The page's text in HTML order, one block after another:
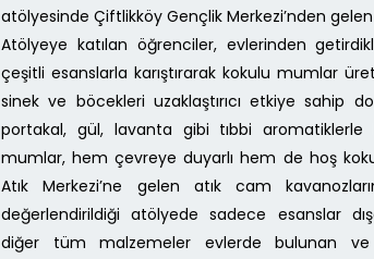
atölyesinde Çiftlikköy Gençlik Merkezi’nden
Atölyeye katılan öğrenciler, evlerinden
çeşitli esanslarla karıştırarak kokulu mumlar
sinek ve böcekleri uzaklaştırıcı etkiye sahip
portakal, gül, lavanta gibi tıbbi aromatiklerle
mumlar, hem çevreye duyarlı hem de hoş
Atık Merkezi’ne gelen atık cam
değerlendirildiği atölyede sadece esanslar
diğer tüm malzemeler evlerde bulunan ve